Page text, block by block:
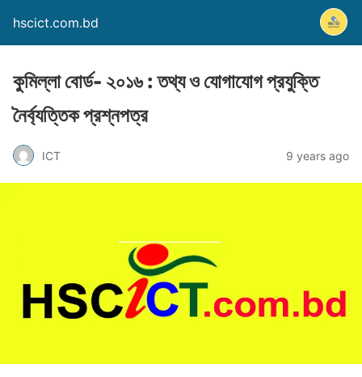
hscict.com.bd
কুমিল্লা বোর্ড- ২০১৬ : তথ্য ও যোগাযোগ প্রযুক্তি
নৈর্ব্যত্তিক প্রশ্নপত্র
ICT 9 years ago